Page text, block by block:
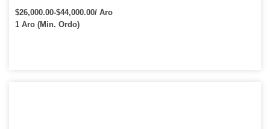
$26,000.00-$44,000.00/ Aro
1 Aro (Min. Ordo)